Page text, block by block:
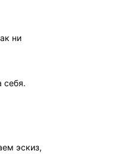
ни
себя.
эскиз,